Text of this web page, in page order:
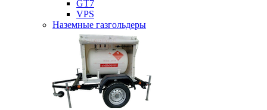
GT7
VPS
Наземные газгольдеры